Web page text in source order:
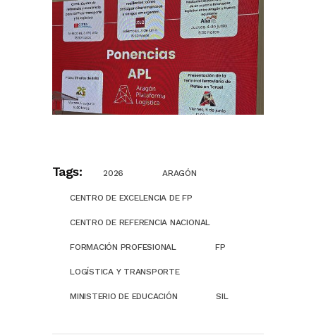
Tags: 2026 ARAGÓN
CENTRO DE EXCELENCIA DE FP
CENTRO DE REFERENCIA NACIONAL
FORMACIÓN PROFESIONAL FP
LOGÍSTICA Y TRANSPORTE
MINISTERIO DE EDUCACIÓN SIL